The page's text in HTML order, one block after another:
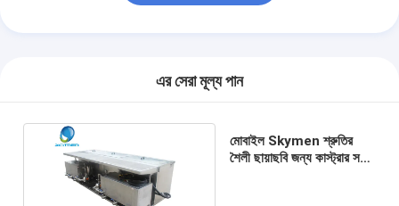
এর সেরা মূল্য পান
মোবাইল Skymen শ্রুতির
শৈলী ছায়াছবি জন্য কাস্ট্রার সঙ্গে